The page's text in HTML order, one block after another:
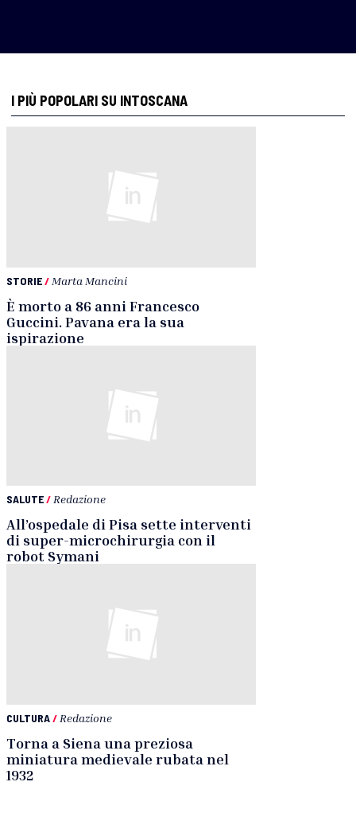
I PIÙ POPOLARI SU INTOSCANA
STORIE/ Marta Mancini
È morto a 86 anni Francesco
Guccini. Pavana era la sua
ispirazione
SALUTE/ Redazione
All’ospedale di Pisa sette interventi
di super-microchirurgia con il
robot Symani
CULTURA/ Redazione
Torna a Siena una preziosa
miniatura medievale rubata nel
1932